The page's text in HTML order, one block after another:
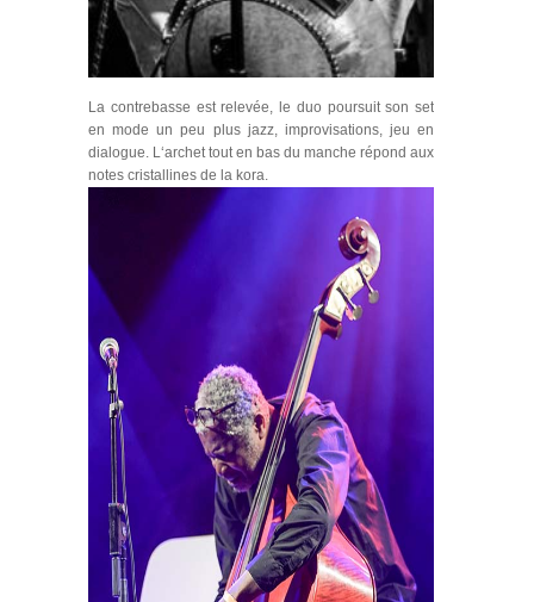
La contrebasse est relevée, le duo poursuit son set
en mode un peu plus jazz, improvisations, jeu en
dialogue. L‘archet tout en bas du manche répond aux
notes cristallines de la kora.